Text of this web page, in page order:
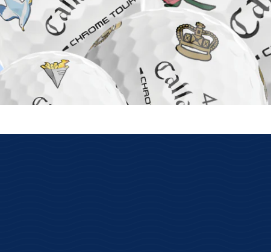
auf Lager ist wirklich auf Lager
Wir haben unsere eigenen Lager mit